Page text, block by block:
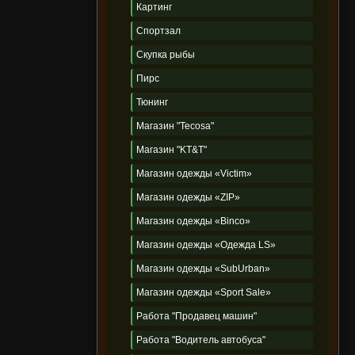
Картинг
Спортзал
Скупка рыбы
Пирс
Тюнинг
Магазин "Tecosa"
Магазин "KT&T"
Магазин одежды «Victim»
Магазин одежды «ZIP»
Магазин одежды «Binco»
Магазин одежды «Одежда LS»
Магазин одежды «SubUrban»
Магазин одежды «Sport Sale»
Работа "Продавец машин"
Работа "Водитель автобуса"